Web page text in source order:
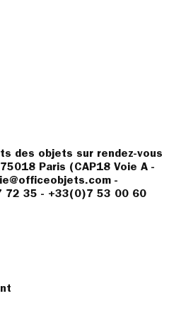
des objets sur rendez-vous
Paris (CAP18 Voie A -
-
72 35 - +33(0)7 53 00 60